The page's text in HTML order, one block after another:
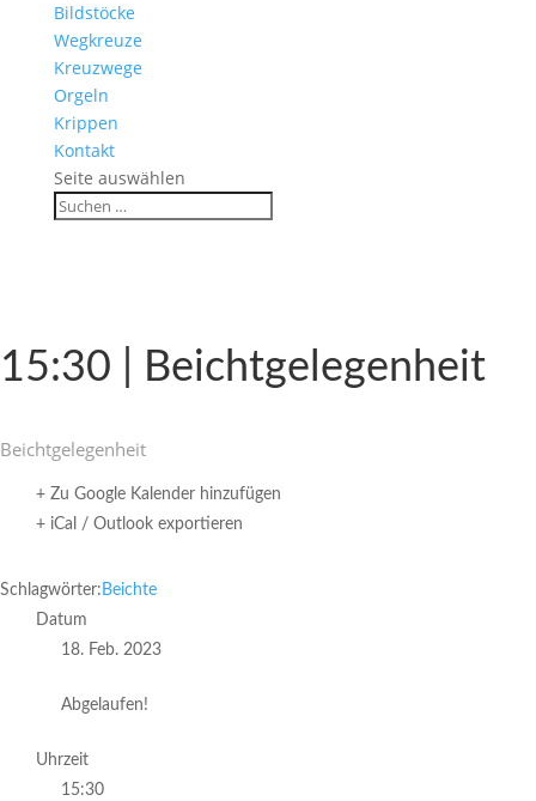
Bild­stöcke
Wegkreuze
Kreuz­wege
Orgeln
Krippen
Kontakt
Seite auswählen
15:30 | Beichtgelegenheit
Beicht­ge­le­gen­heit
+ Zu Google Kalender hinzufügen
+ iCal / Outlook exportieren
Schlagwörter: Beichte
Datum
18. Feb. 2023
Abgelaufen!
Uhrzeit
15:30